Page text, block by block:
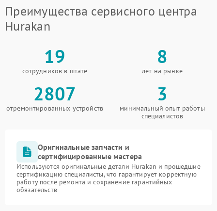
Преимущества сервисного центра
Hurakan
19
сотрудников в штате
8
лет на рынке
2807
отремонтированных устройств
3
минимальный опыт работы
специалистов
Оригинальные запчасти и
сертифицированные мастера
Используются оригинальные детали Hurakan и прошедшие
сертификацию специалисты, что гарантирует корректную
работу после ремонта и сохранение гарантийных
обязательств